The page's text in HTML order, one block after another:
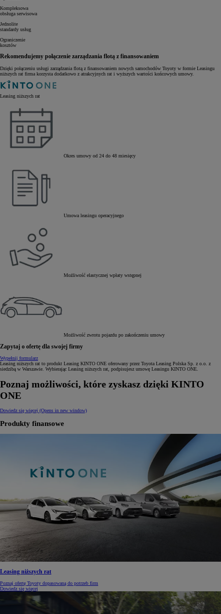
Kompleksowa
obsługa serwisowa
Jednolite
standardy usług
Ograniczenie
kosztów
Rekomendujemy połączenie zarządzania flotą z finansowaniem
Dzięki połączeniu usługi zarządzania flotą z finansowaniem nowych samochodów Toyoty w formie Leasingu
niższych rat firma korzysta dodatkowo z atrakcyjnych rat i wyższych wartości końcowych umowy.
Leasing niższych rat
Okres umowy od 24 do 48 miesięcy
Umowa leasingu operacyjnego
Możliwość elastycznej wpłaty wstępnej
Możliwość zwrotu pojazdu po zakończeniu umowy
Zapytaj o ofertę dla swojej firmy
Wypełnij formularz
Leasing niższych rat to produkt Leasing KINTO ONE oferowany przez Toyota Leasing Polska Sp. z o.o. z
siedzibą w Warszawie. Wybierając Leasing niższych rat, podpisujesz umowę Leasingu KINTO ONE.
Poznaj możliwości, które zyskasz dzięki KINTO
ONE
Dowiedz się więcej (Opens in new window)
Produkty finansowe
Leasing niższych rat
Poznaj ofertę Toyoty dopasowaną do potrzeb firm
Dowiedz się więcej